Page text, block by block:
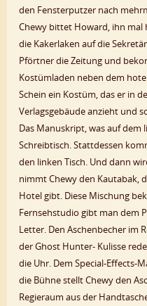
den Fensterputzer nach
Chewy bittet Howard, ihn mal
die Kakerlaken auf die
Pförtner die Zeitung und
Kostümladen neben dem
Schein ein Kostüm, das er in
Verlagsgebäude anzieht und
Das Manuskript, was auf dem
Schreibtisch. Stattdessen
den linken Tisch. Und dann
nimmt Chewy den Kautabak,
Hotel gibt. Diese Mischung
Fernsehstudio gibt man dem
Letter. Den Aschenbecher im
der Ghost Hunter- Kulisse
die Uhr. Dem Special-Effects-
die Bühne stellt Chewy den
Regieraum aus der